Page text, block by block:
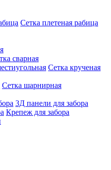
Сетка плетеная рабица
сварная
Сетка крученая
Сетка шарнирная
3Д панели для забора
Крепеж для забора